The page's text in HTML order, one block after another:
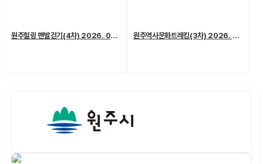
원주힐링 맨발걷기(4차) 2026. 06. 06. (토) 원주역사문화트레킹(3차) 2026. 05. 23.(토)